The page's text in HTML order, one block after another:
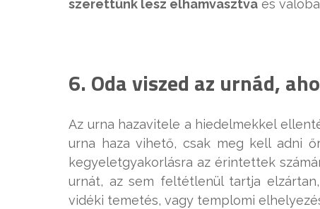
szerettünk lesz elhamvasztva és
6. Oda viszed az urnád,
Az urna hazavitele a hiedelmekkel
urna haza vihető, csak meg kell adni
kegyeletgyakorlásra az érintettek
urnát, az sem feltétlenül tartja
vidéki temetés, vagy templomi